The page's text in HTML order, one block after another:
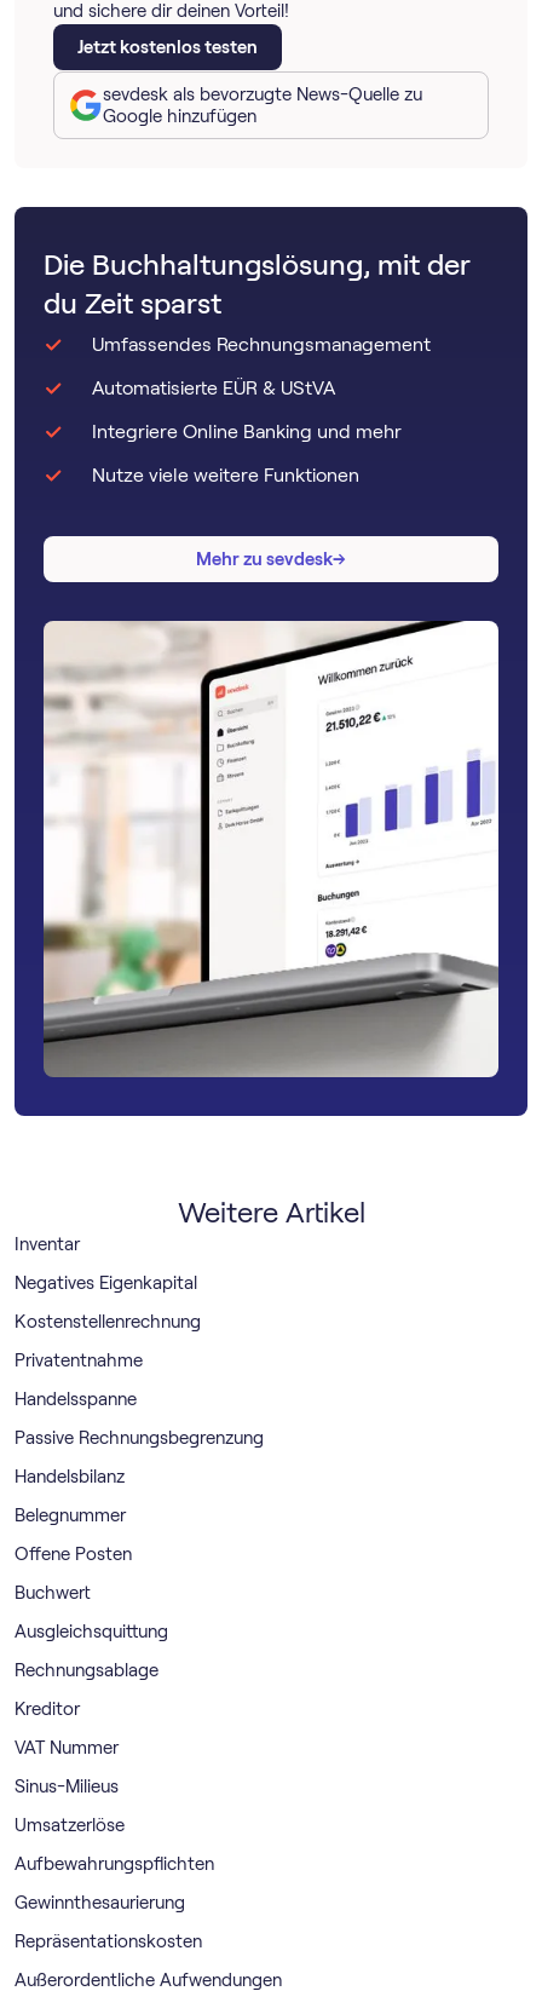
und sichere dir deinen Vorteil!
Jetzt kostenlos testen
sevdesk als bevorzugte News-Quelle zu
Google hinzufügen
Die Buchhaltungslösung, mit der
du Zeit sparst
Umfassendes Rechnungsmanagement
Automatisierte EÜR & UStVA
Integriere Online Banking und mehr
Nutze viele weitere Funktionen
Mehr zu sevdesk→
→
Weitere Artikel
Inventar
Negatives Eigenkapital
Kostenstellenrechnung
Privatentnahme
Handelsspanne
Passive Rechnungsbegrenzung
Handelsbilanz
Belegnummer
Offene Posten
Buchwert
Ausgleichsquittung
Rechnungsablage
Kreditor
VAT Nummer
Sinus-Milieus
Umsatzerlöse
Aufbewahrungspflichten
Gewinnthesaurierung
Repräsentationskosten
Außerordentliche Aufwendungen